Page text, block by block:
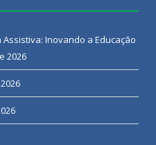
Inovando a Educação
2026